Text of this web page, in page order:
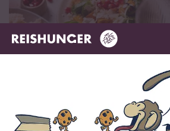
Glutenfrei
Wintersalat mit Quinoa,